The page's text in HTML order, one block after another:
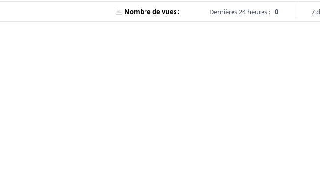
Nombre de vues : Dernières 24 heures : 0 7